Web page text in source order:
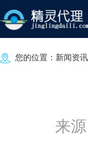
您的位置： 新闻资讯
来